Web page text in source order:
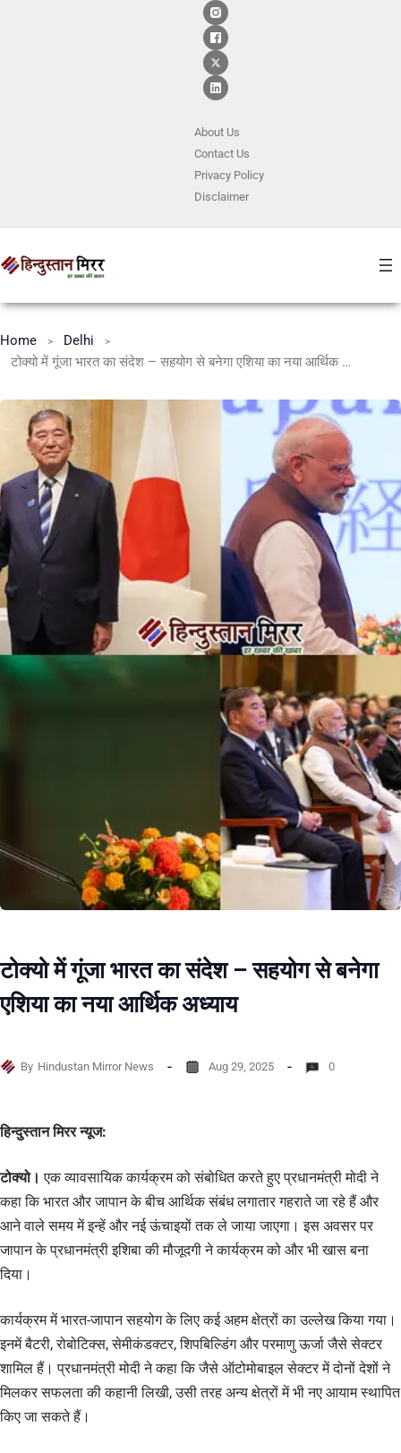
About Us
ContactUs
Privacy Policy
Disclaimer
Home
Delhi
टोक्यो में गूंजा भारत का संदेश – सहयोग से बनेगा एशिया का नया आर्थिक अध्याय
टोक्यो में गूंजा भारत का संदेश – सहयोग से बनेगा
एशिया का नया आर्थिक अध्याय
By Hindustan Mirror News Aug 29, 2025 0
हिन्दुस्तान मिरर न्यूज:
टोक्यो।एक व्यावसायिक कार्यक्रम को संबोधित करते हुए प्रधानमंत्री मोदी ने
कहा कि भारत और जापान के बीच आर्थिक संबंध लगातार गहराते जा रहे हैं और
आने वाले समय में इन्हें और नई ऊंचाइयों तक ले जाया जाएगा। इस अवसर पर
जापान के प्रधानमंत्री इशिबा की मौजूदगी ने कार्यक्रम को और भी खास बना
दिया।
कार्यक्रम में भारत-जापान सहयोग के लिए कई अहम क्षेत्रों का उल्लेख किया गया।
इनमें बैटरी, रोबोटिक्स, सेमीकंडक्टर, शिपबिल्डिंग और परमाणु ऊर्जा जैसे सेक्टर
शामिल हैं। प्रधानमंत्री मोदी ने कहा कि जैसे ऑटोमोबाइल सेक्टर में दोनों देशों ने
मिलकर सफलता की कहानी लिखी, उसी तरह अन्य क्षेत्रों में भी नए आयाम स्थापित
किए जा सकते हैं।